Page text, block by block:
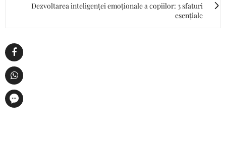
Dezvoltarea inteligenței emoționale a copiilor: 3 sfaturi
esențiale